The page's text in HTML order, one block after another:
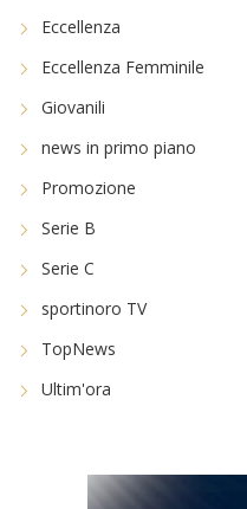
Eccellenza
Eccellenza Femminile
Giovanili
news in primo piano
Promozione
Serie B
Serie C
sportinoro TV
TopNews
Ultim'ora